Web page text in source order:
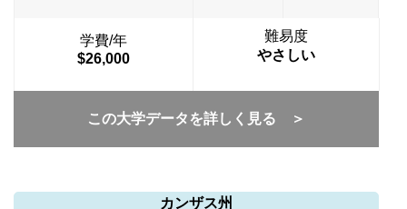
学費/年
$26,000
難易度
やさしい
この大学データを詳しく見る ＞
カンザス州